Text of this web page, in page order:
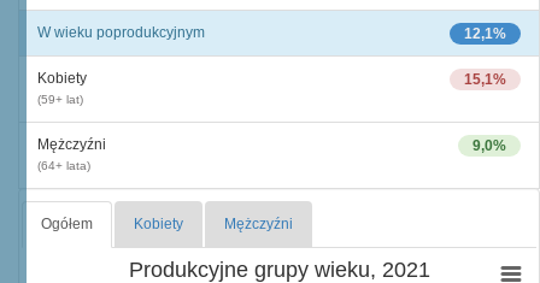
12,1%
W wieku poprodukcyjnym
15,1%
Kobiety
(59+ lat)
9,0%
Mężczyźni
(64+ lata)
Ogółem Kobiety Mężczyźni
Produkcyjne grupy wieku, 2021